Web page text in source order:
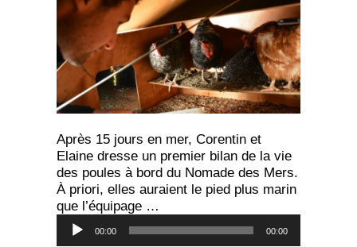
Après 15 jours en mer, Corentin et
Elaine dresse un premier bilan de la vie
des poules à bord du Nomade des Mers.
À priori, elles auraient le pied plus marin
que l’équipage …
Lecteur
audio
00:00 00:00